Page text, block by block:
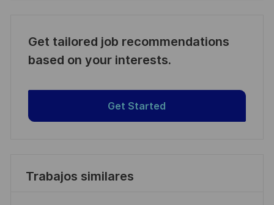
Get tailored job recommendations
based on your interests.
Get Started
Trabajos similares